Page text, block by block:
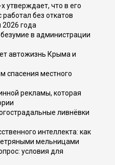
утверждает, что в его
без откатов
года
в администрации
автожизнь Крыма и
спасения местного
рекламы, которая
ливнёвки
интеллекта: как
мельницами
условия для